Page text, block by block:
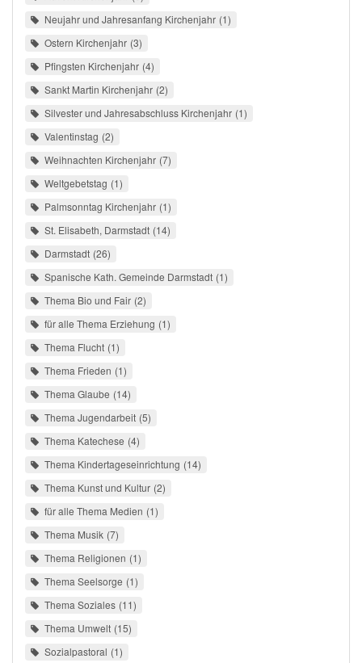
Neujahr und Jahresanfang Kirchenjahr 1
Ostern Kirchenjahr 3
Pfingsten Kirchenjahr 4
Sankt Martin Kirchenjahr 2
Silvester und Jahresabschluss Kirchenjahr 1
Valentinstag 2
Weihnachten Kirchenjahr 7
Weltgebetstag 1
Palmsonntag Kirchenjahr 1
St. Elisabeth, Darmstadt 14
Darmstadt 26
Spanische Kath. Gemeinde Darmstadt 1
Thema Bio und Fair 2
für alle Thema Erziehung 1
Thema Flucht 1
Thema Frieden 1
Thema Glaube 14
Thema Jugendarbeit 5
Thema Katechese 4
Thema Kindertageseinrichtung 14
Thema Kunst und Kultur 2
für alle Thema Medien 1
Thema Musik 7
Thema Religionen 1
Thema Seelsorge 1
Thema Soziales 11
Thema Umwelt 15
Sozialpastoral 1